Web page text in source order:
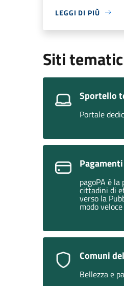
LEGGI DI PIÙ
Siti
Sportello
Portale
pagoPA è
cittadini di
verso la
modo
Comuni
Bellezza e